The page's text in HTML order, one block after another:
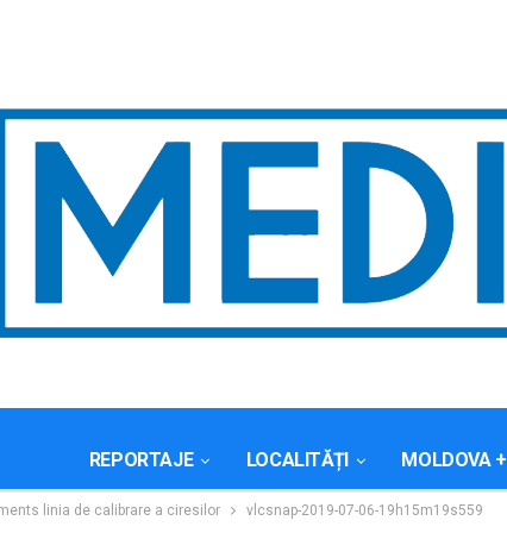
REPORTAJE LOCALITĂȚI MOLDOVA +
linia de calibrare a ciresilor vlcsnap-2019-07-06-19h15m19s559